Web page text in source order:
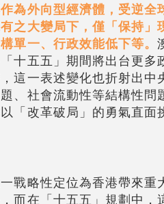
為外向型經濟體，受逆全
之大變局下，僅「保持」
單一、行政效能低下等。
十五五」期間將出台更多
這一表述變化也折射出中
、社會流動性等結構性問
「改革破局」的勇氣直面
戰略性定位為香港帶來重
而在「十五五」規劃中，